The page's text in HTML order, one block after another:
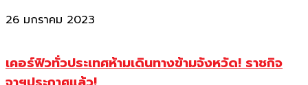
26 มกราคม 2023
เคอร์ฟิวทั่วประเทศห้ามเดินทางข้ามจังหวัด! ราชกิจ